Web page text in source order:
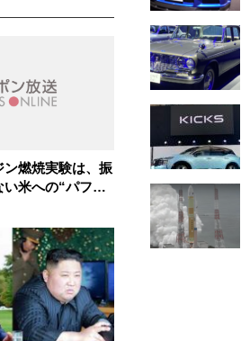
燃焼実験は、振
い米への“パフォ